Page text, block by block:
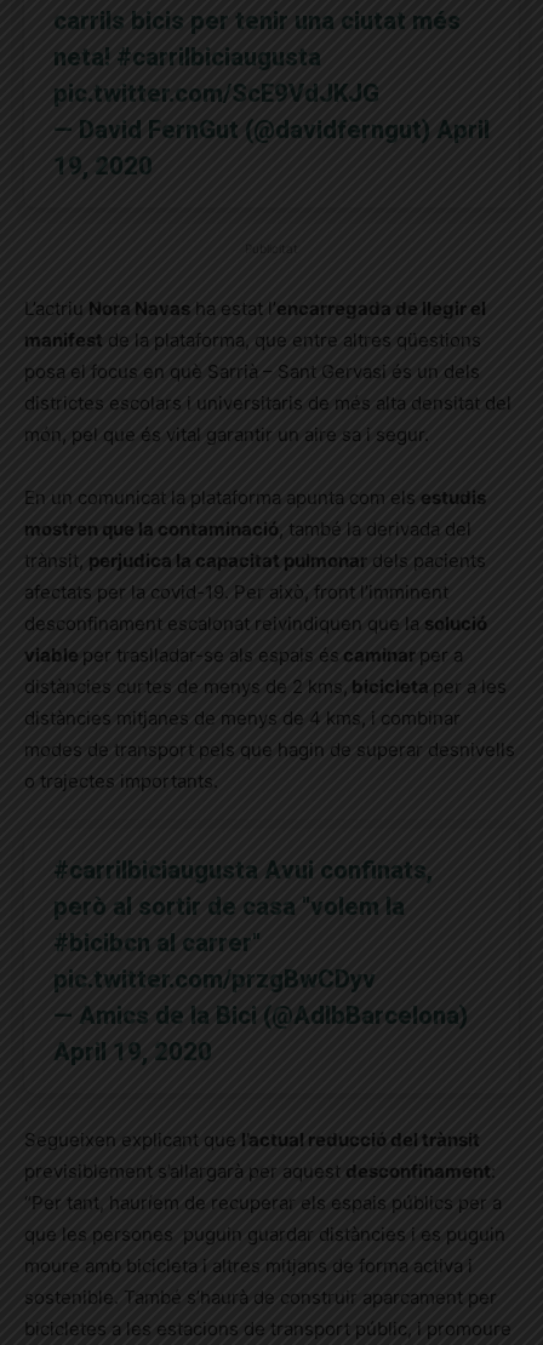
carrils bicis per tenir una ciutat més
neta! #carrilbiciaugusta
pic.twitter.com/ScE9VdJKJG
— David FernGut (@davidferngut) April
19, 2020
L’actriu Nora Navas ha estat l’encarregada de llegir el
manifest de la plataforma, que entre altres qüestions
posa el focus en què Sarrià – Sant Gervasi és un dels
districtes escolars i universitaris de més alta densitat del
món, pel que és vital garantir un aire sa i segur.
En un comunicat la plataforma apunta com els estudis
mostren que la contaminació, també la derivada del
trànsit, perjudica la capacitat pulmonar dels pacients
afectats per la covid-19. Per això, front l’imminent
desconfinament escalonat reivindiquen que la solució
viable per traslladar-se als espais és caminar per a
distàncies curtes de menys de 2 kms, bicicleta per a les
distàncies mitjanes de menys de 4 kms, i combinar
modes de transport pels que hagin de superar desnivells
o trajectes importants.
#carrilbiciaugusta Avui confinats,
però al sortir de casa "volem la
#bicibcn al carrer"
pic.twitter.com/przgBwCDyv
— Amics de la Bici (@AdlbBarcelona)
April 19, 2020
Segueixen explicant que
l’actual reducció del trànsit
previsiblement s’allargarà per aquest desconfinament:
“Per tant, hauríem de recuperar els espais públics per a
que les persones puguin guardar distàncies i es puguin
moure amb bicicleta i altres mitjans de forma activa i
sostenible. També s’haurà de construir aparcament per
bicicletes a les estacions de transport públic, i promoure